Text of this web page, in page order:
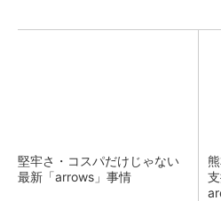
堅牢さ・コスパだけじゃない
最新「arrows」事情